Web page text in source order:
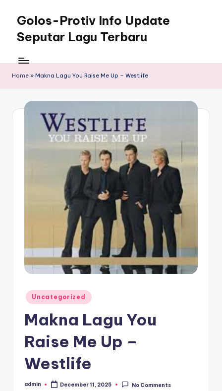
content
Golos-Protiv Info Update
Seputar Lagu Terbaru
Home » Makna Lagu You Raise Me Up – Westlife
Posted
in
Uncategorized
Makna Lagu You
Raise Me Up –
Westlife
Posted
admin December 11, 2025 No Comments